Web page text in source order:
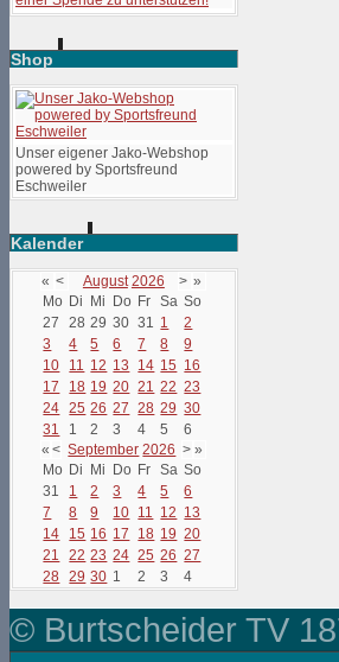
Shop
Unser eigener Jako-Webshop
powered by Sportsfreund
Eschweiler
Kalender
« < August 2026 > »
Mo Di Mi Do Fr Sa So
27
28 29 30 31 1
2
3
4 5 6 7 8
9
10
11 12 13 14 15 16
17
18 19 20 21 22 23
24 25 26 27 28 29 30
31
1 2 3 4 5
6
« < September 2026 > »
Mo Di Mi Do Fr Sa So
31
1 2 3 4 5
6
7
8 9 10 11 12 13
14
15 16 17 18 19 20
21
22 23 24 25 26 27
28 29 30 1 2 3 4
© Burtscheider TV